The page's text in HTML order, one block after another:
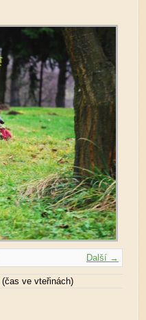
Další →
(čas ve vteřinách)